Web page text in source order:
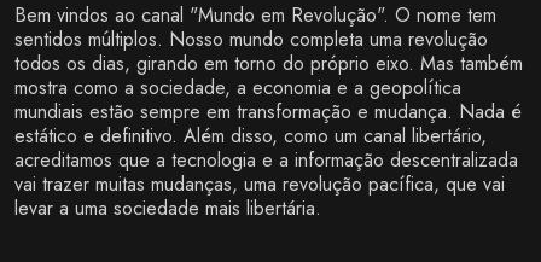
Bem vindos ao canal "Mundo em Revolução". O nome tem
sentidos múltiplos. Nosso mundo completa uma revolução
todos os dias, girando em torno do próprio eixo. Mas também
mostra como a sociedade, a economia e a geopolítica
mundiais estão sempre em transformação e mudança. Nada é
estático e definitivo. Além disso, como um canal libertário,
acreditamos que a tecnologia e a informação descentralizada
vai trazer muitas mudanças, uma revolução pacífica, que vai
levar a uma sociedade mais libertária.